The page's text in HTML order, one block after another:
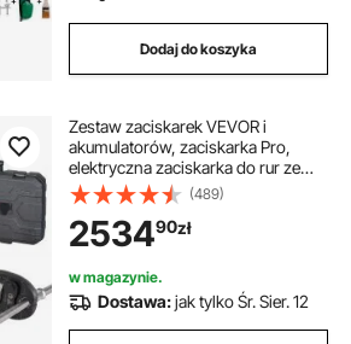
Dodaj do koszyka
Zestaw zaciskarek VEVOR i
akumulatorów, zaciskarka Pro,
elektryczna zaciskarka do rur ze
szczękami M15, M22 i M28, zestaw
zaciskarek z 2 akumulatorami 18 V
2,0 Ah, szybką ładowarką i walizką
transportową
(489)
253490zł
w magazynie.
Dostawa:jak tylko Śr. Sier. 12